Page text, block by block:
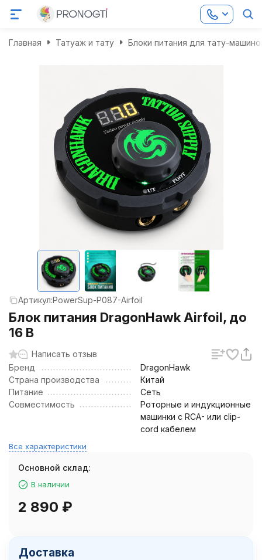
Главная Татуаж и тату Блоки питания для тату-
Артикул:PowerSup-P087-Airfoil
Блок питания DragonHawk Airfoil, до
16 В
Написать отзыв
Бренд
DragonHawk
Страна производства
Китай
Питание
Сеть
Совместимость
Роторные и индукционные
машинки с RCA- или clip-
cord кабелем
Все характеристики
Основной склад:
В наличии
2 890 ₽
Доставка